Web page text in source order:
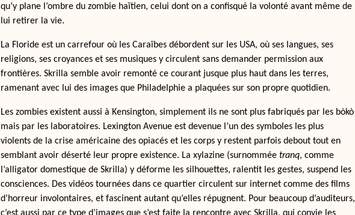
qu’y plane l’ombre du zombie haïtien, celui dont on a confisqué la volonté avant même de
lui retirer la vie.
La Floride est un carrefour où les Caraïbes débordent sur les USA, où ses langues, ses
religions, ses croyances et ses musiques y circulent sans demander permission aux
frontières. Skrilla semble avoir remonté ce courant jusque plus haut dans les terres,
ramenant avec lui des images que Philadelphie a plaquées sur son propre quotidien.
Les zombies existent aussi à Kensington, simplement ils ne sont plus fabriqués par les bòkò
mais par les laboratoires. Lexington Avenue est devenue l’un des symboles les plus
violents de la crise américaine des opiacés et les corps y restent parfois debout tout en
semblant avoir déserté leur propre existence. La xylazine (surnommée tranq, comme
l’alligator domestique de Skrilla) y déforme les silhouettes, ralentit les gestes, suspend les
consciences. Des vidéos tournées dans ce quartier circulent sur internet comme des films
d’horreur involontaires, et fascinent autant qu’elles répugnent. Pour beaucoup d’auditeurs,